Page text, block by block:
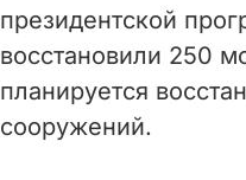
президентской
восстановили 250
планируется
сооружений.